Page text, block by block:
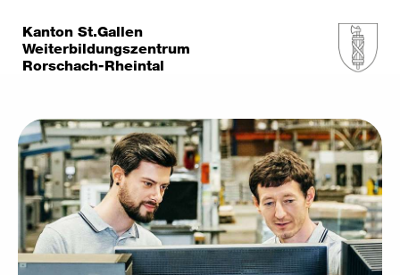
Kanton St.Gallen
Weiterbildungszentrum
Rorschach-Rheintal